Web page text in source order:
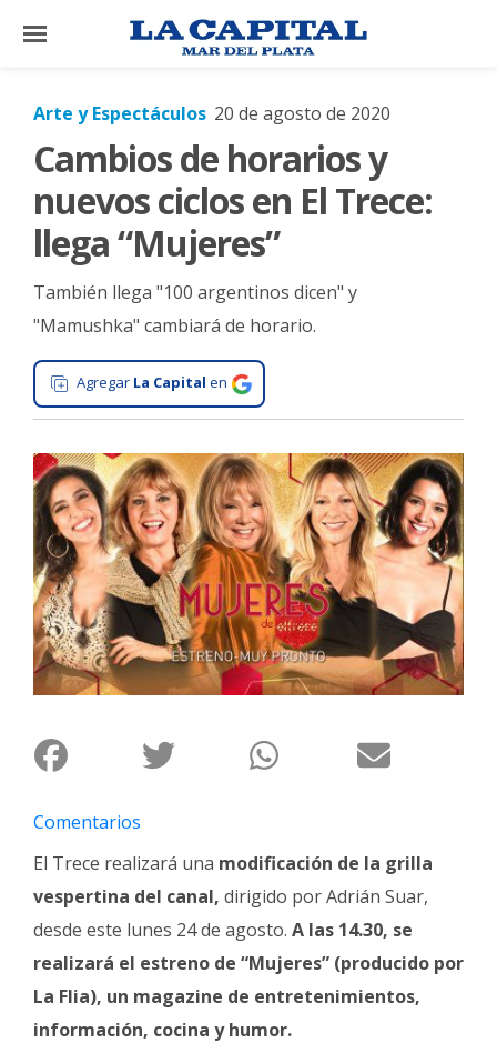
×
El
El
Mundo
La
Zona
Cultura
Tecnología
Salud
Interés
General
La
Ciudad
Deportes
Arte
Espectáculos
Cartelera
Fotos
de
Familia
Clasificados
Fúnebres
Arte y Espectáculos 20 de agosto de 2020
Cambios de horarios y
nuevos ciclos en El Trece:
llega “Mujeres”
También llega "100 argentinos dicen" y
"Mamushka" cambiará de horario.
Agregar La Capital en
Comentarios
El Trece realizará una modificación de la grilla
vespertina del canal, dirigido por Adrián Suar,
desde este lunes 24 de agosto. A las 14.30, se
realizará el estreno de “Mujeres” (producido por
La Flia), un magazine de entretenimientos,
información, cocina y humor.